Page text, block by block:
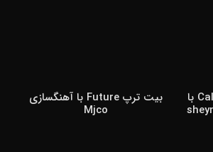
بیت ترپ Call me با بیت ترپ Future با آهنگسازی
Mjco